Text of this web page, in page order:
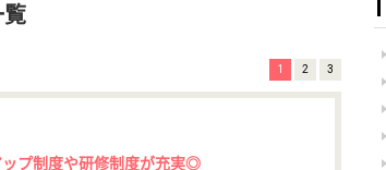
1 2 3
プ制度や研修制度が充実◎